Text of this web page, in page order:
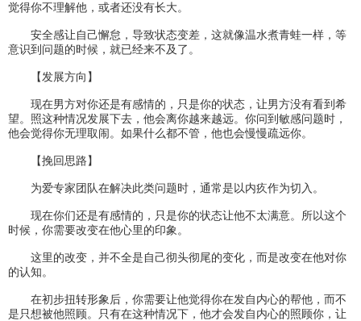
觉得你不理解他，或者还没有长大。
安全感让自己懈怠，导致状态变差，这就像温水煮青蛙一样，等
意识到问题的时候，就已经来不及了。
【发展方向】
现在男方对你还是有感情的，只是你的状态，让男方没有看到希
望。照这种情况发展下去，他会离你越来越远。你问到敏感问题时，
他会觉得你无理取闹。如果什么都不管，他也会慢慢疏远你。
【挽回思路】
为爱专家团队在解决此类问题时，通常是以内疚作为切入。
现在你们还是有感情的，只是你的状态让他不太满意。所以这个
时候，你需要改变在他心里的印象。
这里的改变，并不全是自己彻头彻尾的变化，而是改变在他对你
的认知。
在初步扭转形象后，你需要让他觉得你在发自内心的帮他，而不
是只想被他照顾。只有在这种情况下，他才会发自内心的照顾你，让